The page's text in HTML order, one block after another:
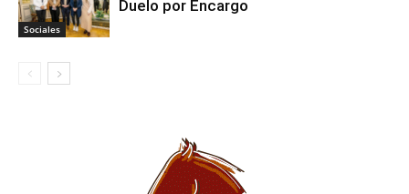
Sociales
Duelo por Encargo